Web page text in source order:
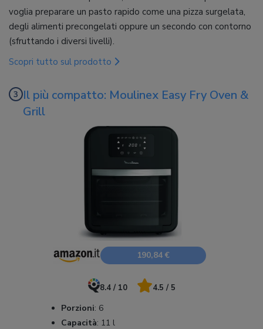
voglia preparare un pasto rapido come una pizza surgelata,
degli alimenti precongelati oppure un secondo con contorno
(sfruttando i diversi livelli).
Scopri tutto sul prodotto
Il più compatto: Moulinex Easy Fry Oven &
Grill
190,84 €
8.4 / 10 4.5 / 5
Porzioni: 6
Capacità: 11 l